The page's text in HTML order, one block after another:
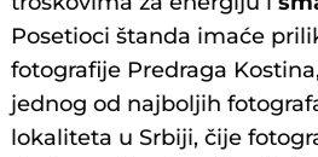
Posetioci štanda imaće
fotografije Predraga
jednog od najboljih
lokaliteta u Srbiji, čije